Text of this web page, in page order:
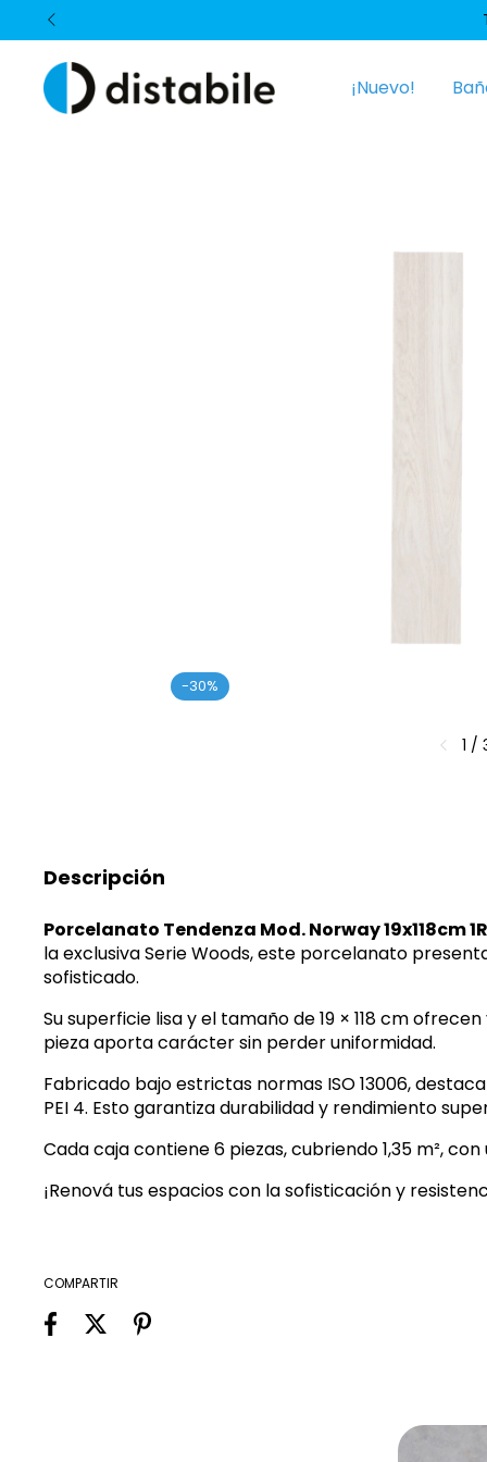
¡Nuevo!
-30%
1 /
Descripción
Porcelanato Tendenza Mod. Norway 19x118cm
la exclusiva Serie Woods, este porcelanato
sofisticado.
Su superficie lisa y el tamaño de 19 × 118 cm
pieza aporta carácter sin perder uniformidad.
Fabricado bajo estrictas normas ISO 13006,
PEI 4. Esto garantiza durabilidad y rendimiento
Cada caja contiene 6 piezas, cubriendo 1,35 m²,
¡Renová tus espacios con la sofisticación y
COMPARTIR